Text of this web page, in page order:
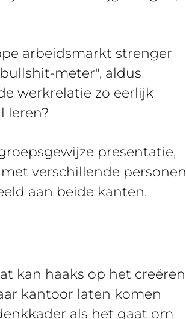
arbeidsmarkt strenger
meter", aldus
werkrelatie zo eerlijk
leren?
presentatie,
verschillende personen
aan beide kanten.
kan haaks op het creëren
kantoor laten komen
als het gaat om